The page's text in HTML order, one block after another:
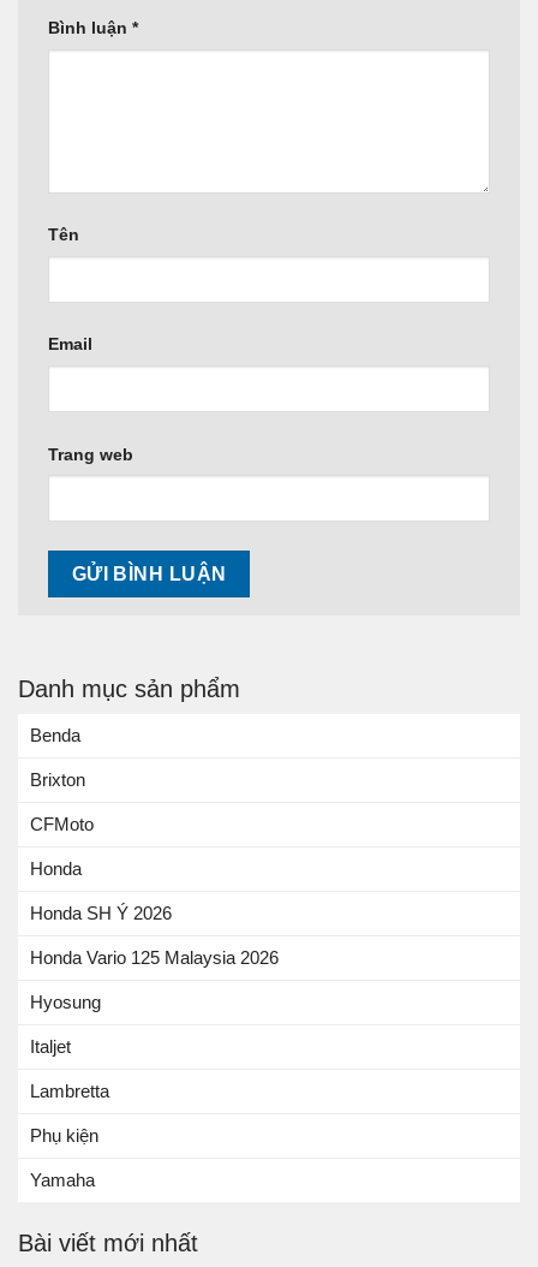
Danh mục sản phẩm
Benda
Brixton
CFMoto
Honda
Honda SH Ý 2026
Honda Vario 125 Malaysia 2026
Hyosung
Italjet
Lambretta
Phụ kiện
Yamaha
Bài viết mới nhất
Bình luận *
Tên
Email
Trang web